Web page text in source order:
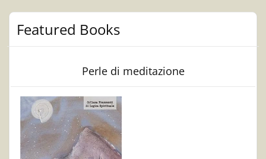
Featured Books
Perle di meditazione